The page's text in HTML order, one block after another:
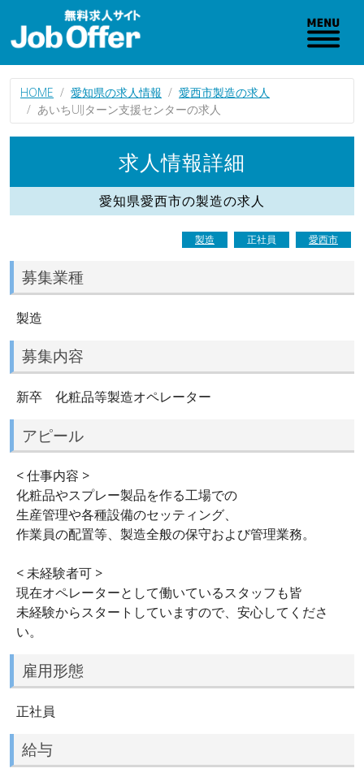
HOME 愛知県の求人情報
愛西市製造の求人
あいちUIJターン支援センターの求人
求人情報詳細
愛知県愛西市の製造の求人
製造 正社員 愛西市
募集業種
製造
募集内容
新卒 化粧品等製造オペレーター
アピール
< 仕事内容 >
化粧品やスプレー製品を作る工場での
生産管理や各種設備のセッティング、
作業員の配置等、製造全般の保守および管理業務。
< 未経験者可 >
現在オペレーターとして働いているスタッフも皆
未経験からスタートしていますので、安心してくださ
い。
雇用形態
正社員
給与